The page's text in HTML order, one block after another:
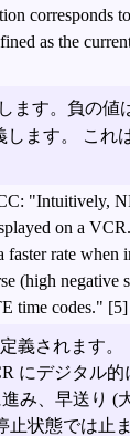
corresponds
as the
ます。負の値
ます。 これ
"Intuitively,
on a
faster rate
(high
time codes." [5]
義されます
にデジタル
み、早送り (
止状態では止